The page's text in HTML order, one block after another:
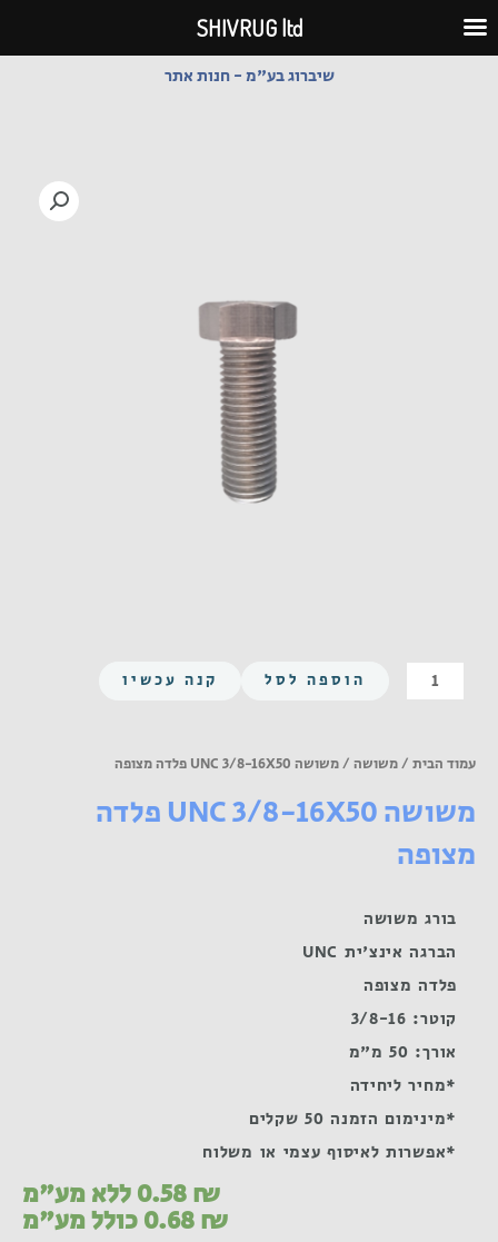
לתוכן
שיברוג בע"מ - חנות אתר
כמות
של
16X50
מצופה
הוספה לסל קנה עכשיו
עמוד הבית /משושה / משושה UNC 3/8-16X50 פלדה מצופה
משושה UNC 3/8-16X50 פלדה
מצופה
בורג משושה
הברגה אינצ'ית UNC
פלדה מצופה
קוטר: 3/8-16
אורך: 50 מ"מ
*מחיר ליחידה
*מינימום הזמנה 50 שקלים
*אפשרות לאיסוף עצמי או משלוח
0.58₪ ללא מע"מ
0.68₪ כולל מע"מ
SHIVRUG ltd